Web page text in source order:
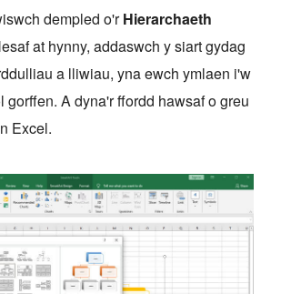
dempled o'rHierarchaeth
at hynny, addaswch y siart gydag
a lliwiau, yna ewch ymlaen i'w
gorffen. A dyna'r ffordd hawsaf o greu
Excel.